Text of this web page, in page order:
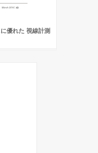
優れた 視線計測